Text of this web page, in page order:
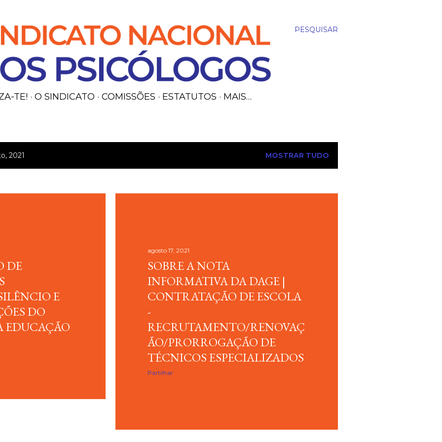
PESQUISAR
TE! O SINDICATO COMISSÕES ESTATUTOS MAIS…
2021 MOSTRAR TUDO
DE
E
DO
EDUCAÇÃO
agosto 17, 2021
SOBRE A NOTA
INFORMATIVA DA DAGE |
CONTRATAÇÃO DE ESCOLA
-
RECRUTAMENTO/RENOVAÇ
ÃO/PRORROGAÇÃO DE
TÉCNICOS ESPECIALIZADOS
Partilhar